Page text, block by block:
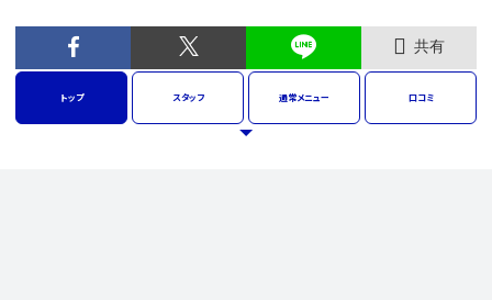
共有
トップ スタッフ 通常メニュー 口コミ